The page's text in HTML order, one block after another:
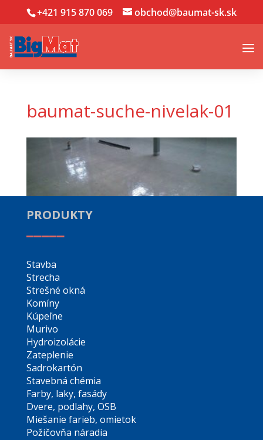
+421 915 870 069 obchod@baumat-sk.sk
baumat-suche-nivelak-01
PRODUKTY
Stavba
Strecha
Strešné okná
Komíny
Kúpeľne
Murivo
Hydroizolácie
Zateplenie
Sadrokartón
Stavebná chémia
Farby, laky, fasády
Dvere, podlahy, OSB
Miešanie farieb, omietok
Požičovňa náradia